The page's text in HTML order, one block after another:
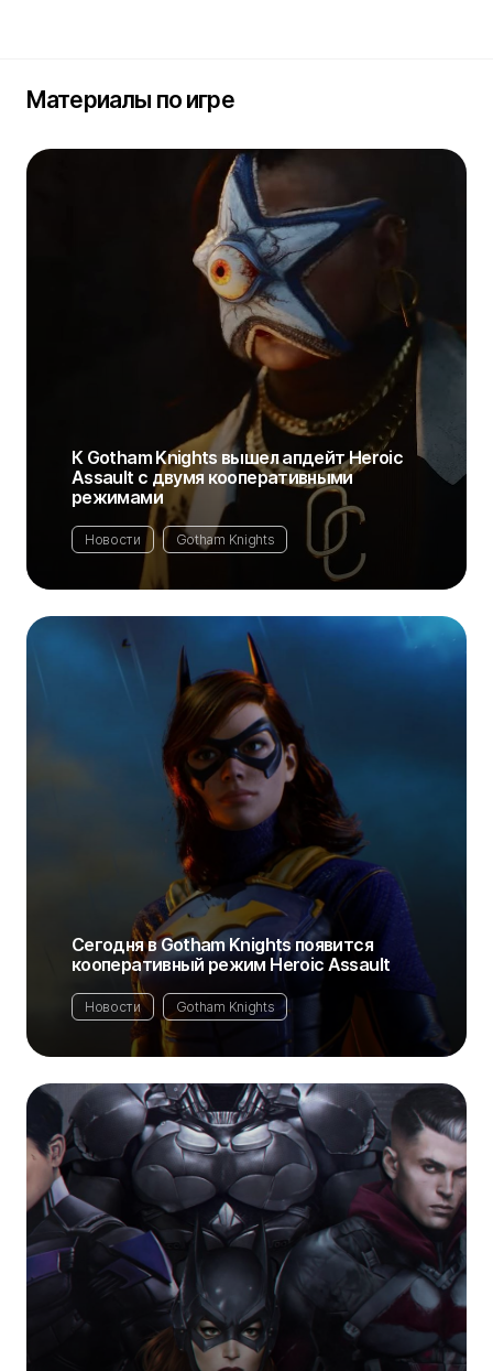
Материалы по игре
К Gotham Knights вышел апдейт Heroic
Assault с двумя кооперативными
режимами
Новости Gotham Knights
Сегодня в Gotham Knights появится
кооперативный режим Heroic Assault
Новости Gotham Knights